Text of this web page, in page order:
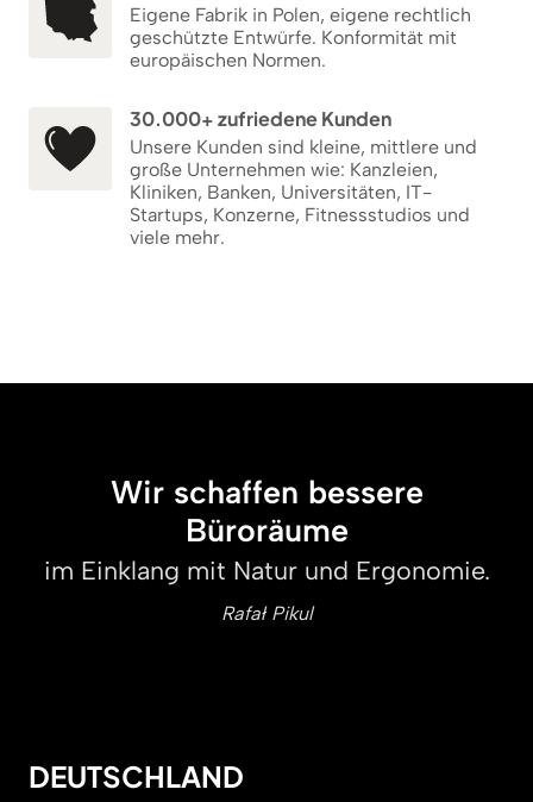
Eigene Fabrik in Polen, eigene rechtlich
geschützte Entwürfe. Konformität mit
europäischen Normen.
30.000+ zufriedene Kunden
Unsere Kunden sind kleine, mittlere und
große Unternehmen wie: Kanzleien,
Kliniken, Banken, Universitäten, IT-
Startups, Konzerne, Fitnessstudios und
viele mehr.
Wir schaffen bessere
Büroräume
im Einklang mit Natur und Ergonomie.
Rafał Pikul
DEUTSCHLAND